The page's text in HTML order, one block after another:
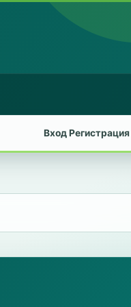
Вход Регистрация